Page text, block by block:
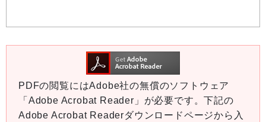
PDFの閲覧にはAdobe社の無償のソフトウェア
「Adobe Acrobat Reader」が必要です。下記の
Adobe Acrobat Readerダウンロードページから入